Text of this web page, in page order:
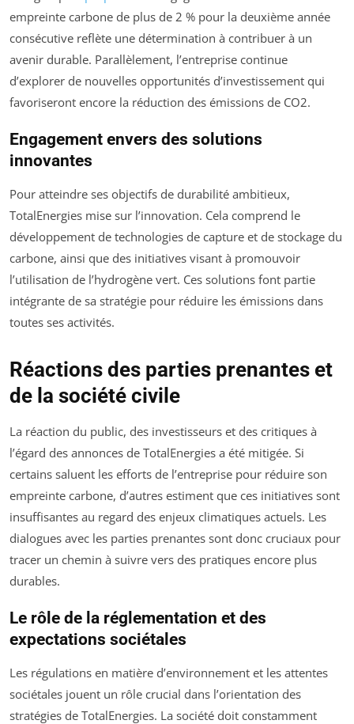
empreinte carbone de plus de 2 % pour la deuxième année
consécutive reflète une détermination à contribuer à un
avenir durable. Parallèlement, l’entreprise continue
d’explorer de nouvelles opportunités d’investissement qui
favoriseront encore la réduction des émissions de CO2.
Engagement envers des solutions
innovantes
Pour atteindre ses objectifs de durabilité ambitieux,
TotalEnergies mise sur l’innovation. Cela comprend le
développement de technologies de capture et de stockage du
carbone, ainsi que des initiatives visant à promouvoir
l’utilisation de l’hydrogène vert. Ces solutions font partie
intégrante de sa stratégie pour réduire les émissions dans
toutes ses activités.
Réactions des parties prenantes et
de la société civile
La réaction du public, des investisseurs et des critiques à
l’égard des annonces de TotalEnergies a été mitigée. Si
certains saluent les efforts de l’entreprise pour réduire son
empreinte carbone, d’autres estiment que ces initiatives sont
insuffisantes au regard des enjeux climatiques actuels. Les
dialogues avec les parties prenantes sont donc cruciaux pour
tracer un chemin à suivre vers des pratiques encore plus
durables.
Le rôle de la réglementation et des
expectations sociétales
Les régulations en matière d’environnement et les attentes
sociétales jouent un rôle crucial dans l’orientation des
stratégies de TotalEnergies. La société doit constamment